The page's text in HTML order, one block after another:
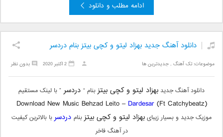
ادامه مطلب و دانلود
دانلود آهنگ جدید بهزاد لیتو و کچی بیتز بنام دردسر
موضوعات:تک آهنگ ,جدیدترین ها بدون نظر 2 اکتبر 2020
دانلود آهنگ جدید بهزاد لیتو و کچی بیتزبنام “ دردسر” با لینک مستقیم
Download New Music Behzad Leito – Dardesar(Ft Catchybeatz)
موزیک جدید و بسیار زیبایبهزاد لیتو و کچی بیتزبنام دردسربا بالاترین کیفیت
در آهنگ فاخر